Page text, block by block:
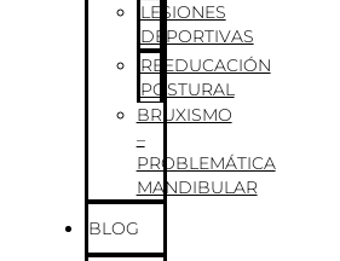
LESIONES
DEPORTIVAS
REEDUCACIÓN
POSTURAL
BRUXISMO
–
PROBLEMÁTICA
MANDIBULAR
BLOG